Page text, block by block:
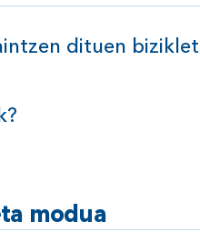
dituen
modua